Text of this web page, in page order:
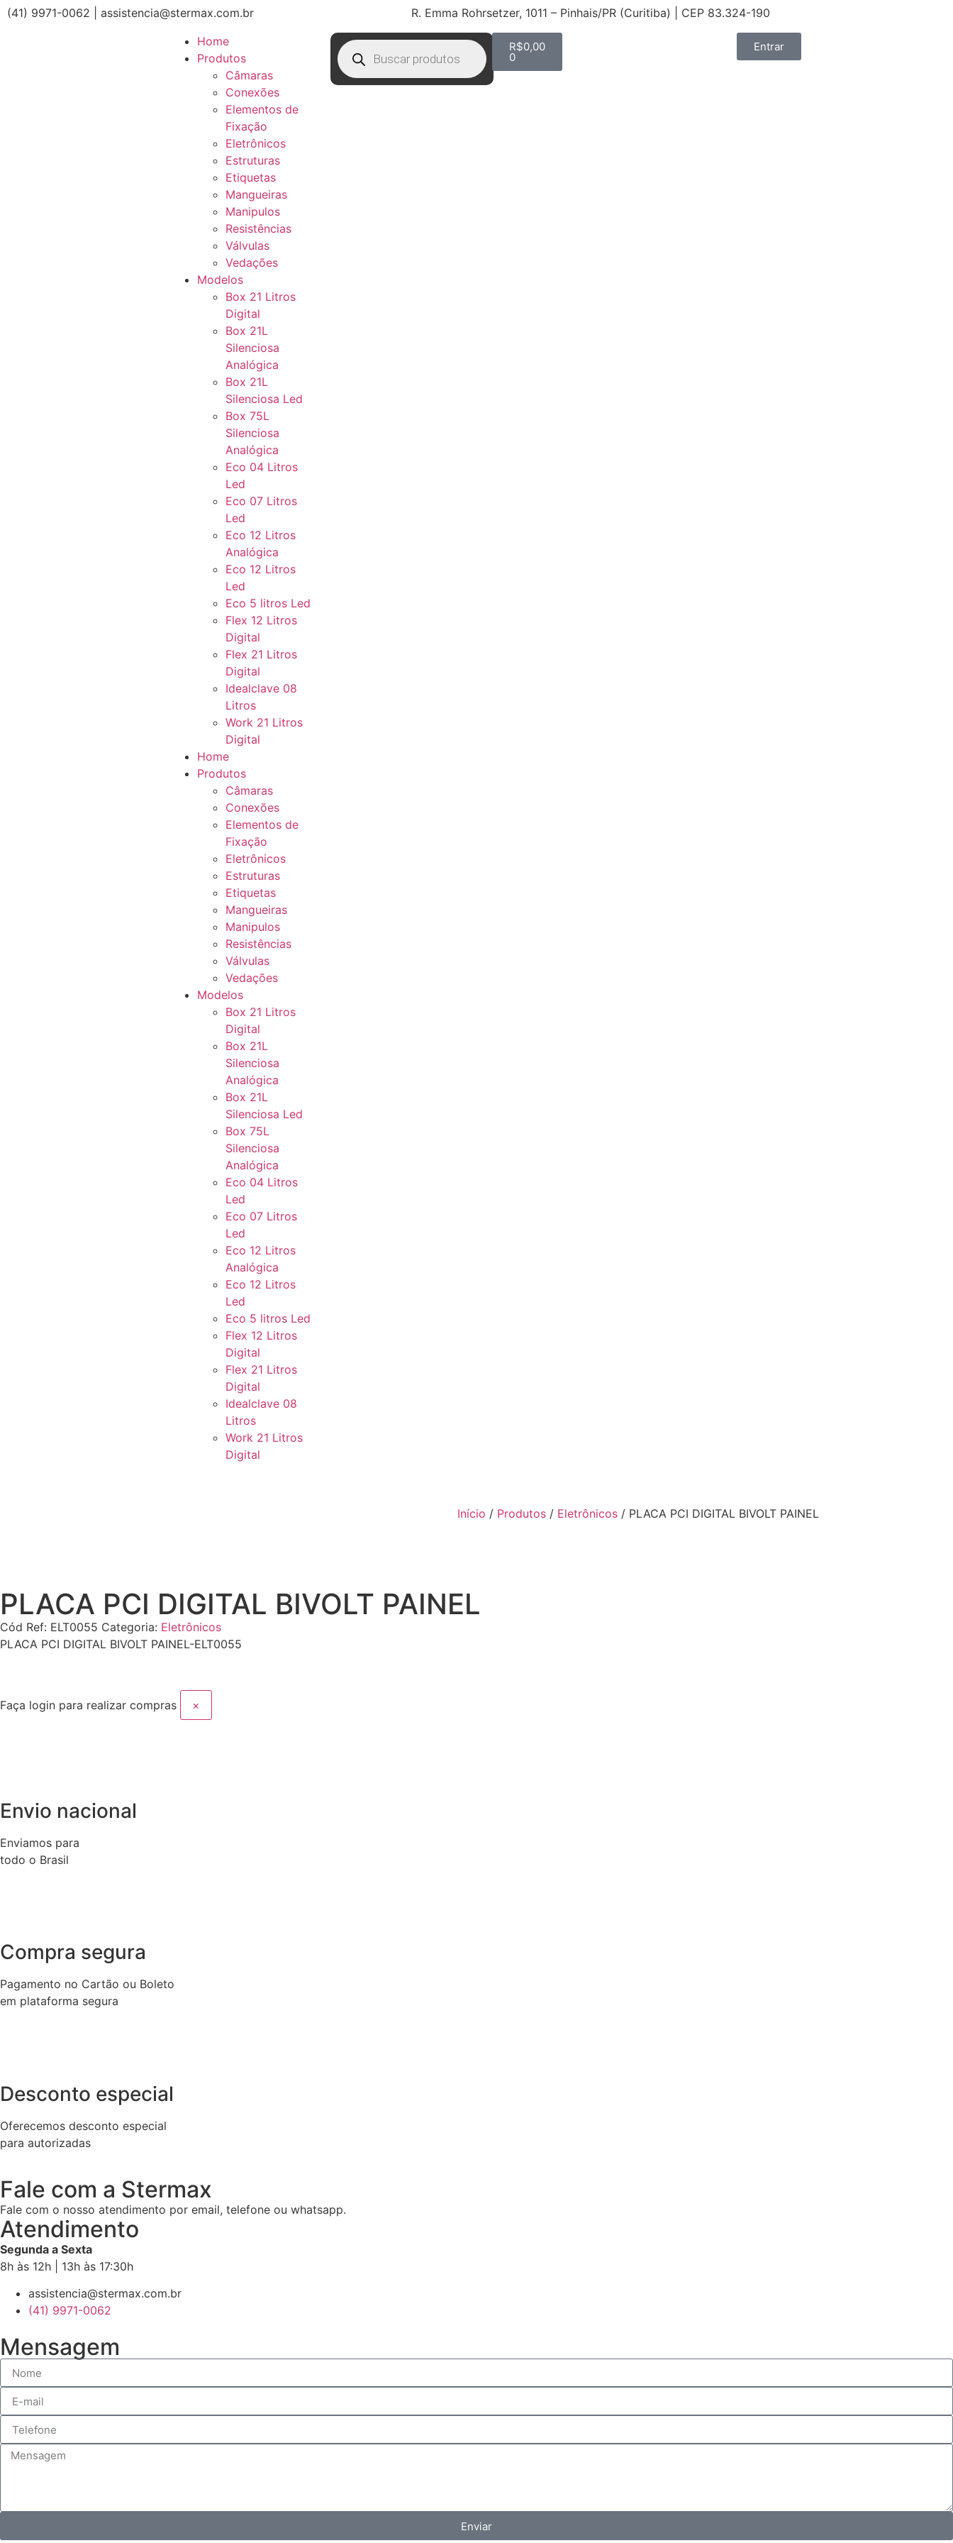
(41) 9971-0062 | assistencia@stermax.com.br
R. Emma Rohrsetzer, 1011 – Pinhais/PR (Curitiba) | CEP 83.324-190
Home
Produtos
Câmaras
Conexões
Elementos de
Fixação
Eletrônicos
Estruturas
Etiquetas
Mangueiras
Manipulos
Resistências
Válvulas
Vedações
Modelos
Box 21 Litros
Digital
Box 21L
Silenciosa
Analógica
Box 21L
Silenciosa Led
Box 75L
Silenciosa
Analógica
Eco 04 Litros
Led
Eco 07 Litros
Led
Eco 12 Litros
Analógica
Eco 12 Litros
Led
Eco 5 litros Led
Flex 12 Litros
Digital
Flex 21 Litros
Digital
Idealclave 08
Litros
Work 21 Litros
Digital
Home
Produtos
Câmaras
Conexões
Elementos de
Fixação
Eletrônicos
Estruturas
Etiquetas
Mangueiras
Manipulos
Resistências
Válvulas
Vedações
Modelos
Box 21 Litros
Digital
Box 21L
Silenciosa
Analógica
Box 21L
Silenciosa Led
Box 75L
Silenciosa
Analógica
Eco 04 Litros
Led
Eco 07 Litros
Led
Eco 12 Litros
Analógica
Eco 12 Litros
Led
Eco 5 litros Led
Flex 12 Litros
Digital
Flex 21 Litros
Digital
Idealclave 08
Litros
Work 21 Litros
Digital
R$0,00
0
Entrar
PLACA PCI DIGITAL BIVOLT PAINELInício / Produtos / Eletrônicos / PLACA PCI DIGITAL BIVOLT PAINEL
PLACA PCI DIGITAL BIVOLT PAINEL
Cód Ref: ELT0055 Categoria: Eletrônicos
PLACA PCI DIGITAL BIVOLT PAINEL-ELT0055
Faça login para realizar compras ×
Envio nacional
Enviamos para
todo o Brasil
Compra segura
Pagamento no Cartão ou Boleto
em plataforma segura
Desconto especial
Oferecemos desconto especial
para autorizadas
Fale com a Stermax
Fale com o nosso atendimento por email, telefone ou whatsapp.
Atendimento
Segunda a Sexta
8h às 12h | 13h às 17:30h
assistencia@stermax.com.br
(41) 9971-0062
Mensagem
Enviar